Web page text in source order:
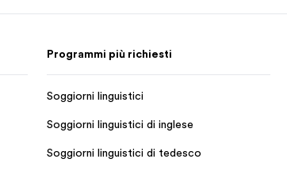
Programmi più richiesti
Soggiorni linguistici
Soggiorni linguistici di inglese
Soggiorni linguistici di tedesco